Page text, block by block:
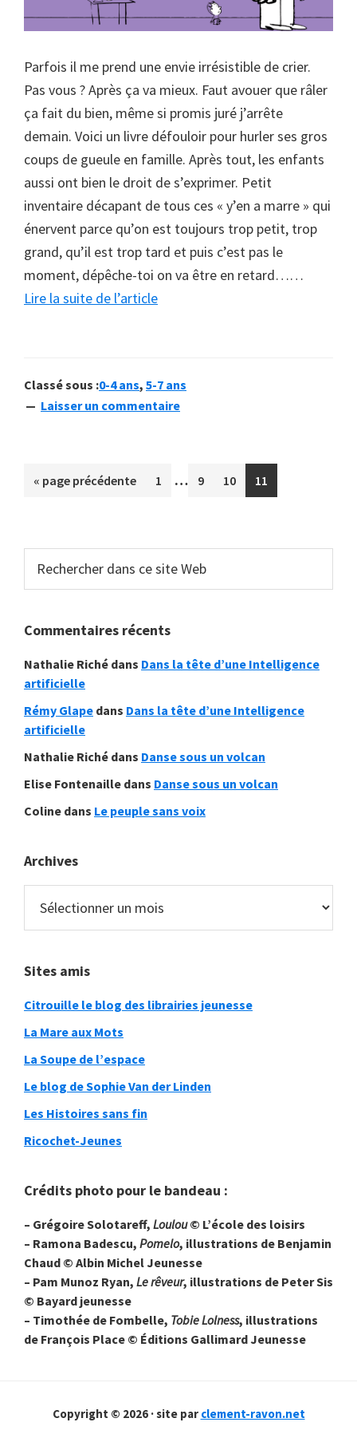
Parfois il me prend une envie irrésistible de crier.
Pas vous ? Après ça va mieux. Faut avouer que râler
ça fait du bien, même si promis juré j’arrête
demain. Voici un livre défouloir pour hurler ses gros
coups de gueule en famille. Après tout, les enfants
aussi ont bien le droit de s’exprimer. Petit
inventaire décapant de tous ces « y’en a marre » qui
énervent parce qu’on est toujours trop petit, trop
grand, qu’il est trop tard et puis c’est pas le
moment, dépêche-toi on va être en retard……
Lire la suite de l’articleà
Classé sous :0-4 ans, 5-7 ans
Laisser un commentaire
« Aller
page précédente
Aller
1
Pages
…
Aller
9
Aller
10
Aller
à
11
Barre
latérale
dans
ce
Web
Commentaires récents
Nathalie Riché dans Dans la tête d’une Intelligence
artificielle
Rémy Glape dans Dans la tête d’une Intelligence
artificielle
Nathalie Riché dans Danse sous un volcan
Elise Fontenaille dans Danse sous un volcan
Coline dans Le peuple sans voix
Archives
Sites amis
Citrouille le blog des librairies jeunesse
La Mare aux Mots
La Soupe de l’espace
Le blog de Sophie Van der Linden
Les Histoires sans fin
Ricochet-Jeunes
Crédits photo pour le bandeau :
– Grégoire Solotareff, Loulou© L’école des loisirs
– Ramona Badescu, Pomelo, illustrations de Benjamin
Chaud © Albin Michel Jeunesse
– Pam Munoz Ryan, Le rêveur, illustrations de Peter Sis
© Bayard jeunesse
– Timothée de Fombelle, Tobie Lolness, illustrations
de François Place © Éditions Gallimard Jeunesse
Copyright © 2026 · site par clement-ravon.net